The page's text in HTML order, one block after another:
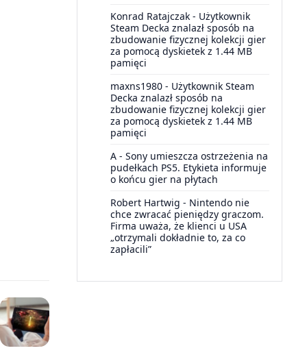
Konrad Ratajczak - Użytkownik
Steam Decka znalazł sposób na
zbudowanie fizycznej kolekcji gier
za pomocą dyskietek z 1.44 MB
pamięci
maxns1980 - Użytkownik Steam
Decka znalazł sposób na
zbudowanie fizycznej kolekcji gier
za pomocą dyskietek z 1.44 MB
pamięci
A - Sony umieszcza ostrzeżenia na
pudełkach PS5. Etykieta informuje
o końcu gier na płytach
Robert Hartwig - Nintendo nie
chce zwracać pieniędzy graczom.
Firma uważa, że klienci u USA
„otrzymali dokładnie to, za co
zapłacili”